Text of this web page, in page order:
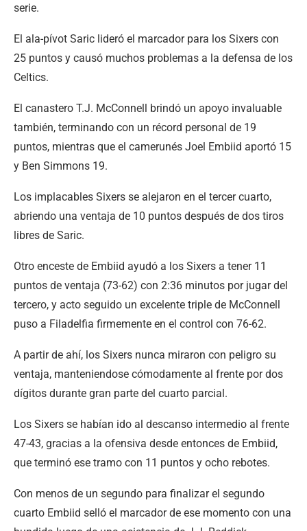
serie.
El ala-pívot Saric lideró el marcador para los Sixers con
25 puntos y causó muchos problemas a la defensa de los
Celtics.
El canastero T.J. McConnell brindó un apoyo invaluable
también, terminando con un récord personal de 19
puntos, mientras que el camerunés Joel Embiid aportó 15
y Ben Simmons 19.
Los implacables Sixers se alejaron en el tercer cuarto,
abriendo una ventaja de 10 puntos después de dos tiros
libres de Saric.
Otro enceste de Embiid ayudó a los Sixers a tener 11
puntos de ventaja (73-62) con 2:36 minutos por jugar del
tercero, y acto seguido un excelente triple de McConnell
puso a Filadelfia firmemente en el control con 76-62.
A partir de ahí, los Sixers nunca miraron con peligro su
ventaja, manteniendose cómodamente al frente por dos
dígitos durante gran parte del cuarto parcial.
Los Sixers se habían ido al descanso intermedio al frente
47-43, gracias a la ofensiva desde entonces de Embiid,
que terminó ese tramo con 11 puntos y ocho rebotes.
Con menos de un segundo para finalizar el segundo
cuarto Embiid selló el marcador de ese momento con una